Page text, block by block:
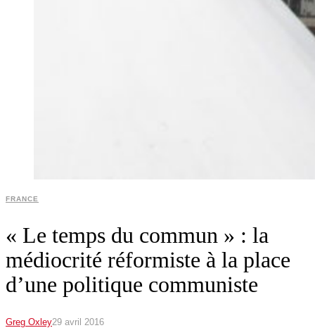
FRANCE
« Le temps du commun » : la
médiocrité réformiste à la place
d’une politique communiste
Greg Oxley29 avril 2016